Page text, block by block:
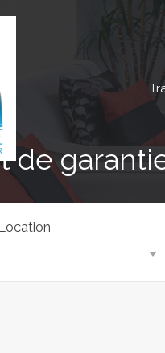
de